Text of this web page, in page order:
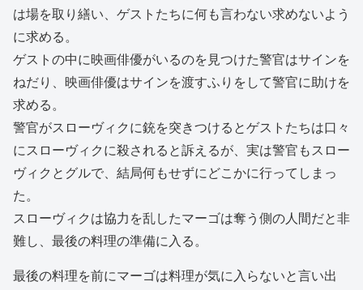
は場を取り繕い、ゲストたちに何も言わない求めないよう
に求める。
ゲストの中に映画俳優がいるのを見つけた警官はサインを
ねだり、映画俳優はサインを渡すふりをして警官に助けを
求める。
警官がスローヴィクに銃を突きつけるとゲストたちは口々
にスローヴィクに殺されると訴えるが、実は警官もスロー
ヴィクとグルで、結局何もせずにどこかに行ってしまっ
た。
スローヴィクは協力を乱したマーゴは奪う側の人間だと非
難し、最後の料理の準備に入る。
最後の料理を前にマーゴは料理が気に入らないと言い出